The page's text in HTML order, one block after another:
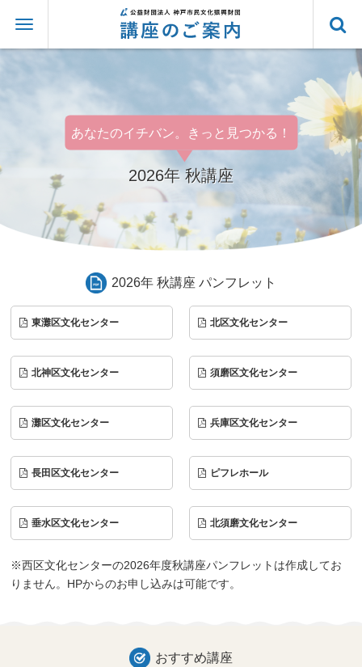
あなたのイチバン。きっと見つかる！
2026年 秋講座
2026年 秋講座 パンフレット
東灘区文化センター 北区文化センター
北神区文化センター 須磨区文化センター
灘区文化センター 兵庫区文化センター
長田区文化センター ピフレホール
垂水区文化センター 北須磨文化センター
※西区文化センターの2026年度秋講座パンフレットは作成してお
りません。HPからのお申し込みは可能です。
おすすめ講座